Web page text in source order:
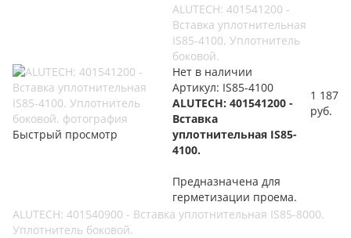
Быстрый просмотр
ALUTECH: 401541200 -
Вставка уплотнительная
IS85-4100. Уплотнитель
боковой.
Нет в наличии
Артикул: IS85-4100
ALUTECH: 401541200 -
Вставка
уплотнительная IS85-
4100.
Предназначена для
герметизации проема.
1 187
руб.
ALUTECH: 401540900 - Вставка уплотнительная IS85-8000.
Уплотнитель боковой.